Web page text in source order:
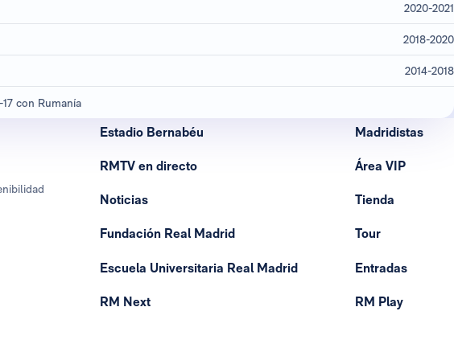
2020-2021
2018-2020
2014-2018
con Rumanía
Estadio Bernabéu
RMTV en directo
Noticias
Fundación Real Madrid
Escuela Universitaria Real Madrid
RM Next
Madridistas
Área VIP
Tienda
Tour
Entradas
RM Play